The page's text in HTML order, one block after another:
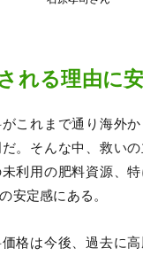
れる理由に
これまで通り海外
。そんな中、救い
利用の肥料資源、
安定感にある。
価格は今後、過去に